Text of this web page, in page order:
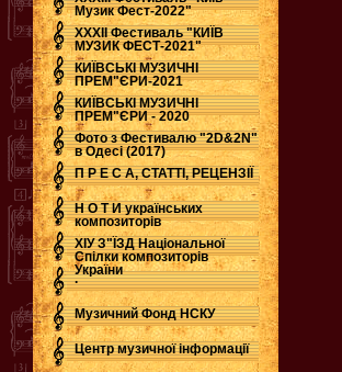
Музик Фест-2022"
ХХХІІ Фестиваль "КИЇВ
МУЗИК ФЕСТ-2021"
КИЇВСЬКІ МУЗИЧНІ
ПРЕМ"ЄРИ-2021
КИЇВСЬКІ МУЗИЧНІ
ПРЕМ"ЄРИ - 2020
Фото з Фестивалю "2D&2N"
в Одесі (2017)
П Р Е С А, СТАТТІ, РЕЦЕНЗІЇ
Н О Т И українських
композиторів
ХІУ З"ЇЗД Національної
Спілки композиторів
України
.
Музичний Фонд НСКУ
Центр музичної інформації